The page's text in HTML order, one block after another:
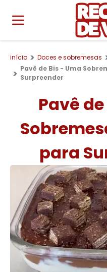
início Doces e sobremesas
Pavê de Bis - Uma
Surpreender
Pavê
para